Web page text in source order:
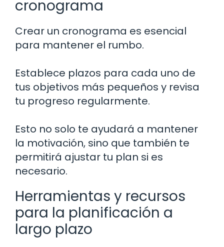
cronograma
Crear un cronograma es esencial
para mantener el rumbo.
Establece plazos para cada uno de
tus objetivos más pequeños y revisa
tu progreso regularmente.
Esto no solo te ayudará a mantener
la motivación, sino que también te
permitirá ajustar tu plan si es
necesario.
Herramientas y recursos
para la planificación a
largo plazo